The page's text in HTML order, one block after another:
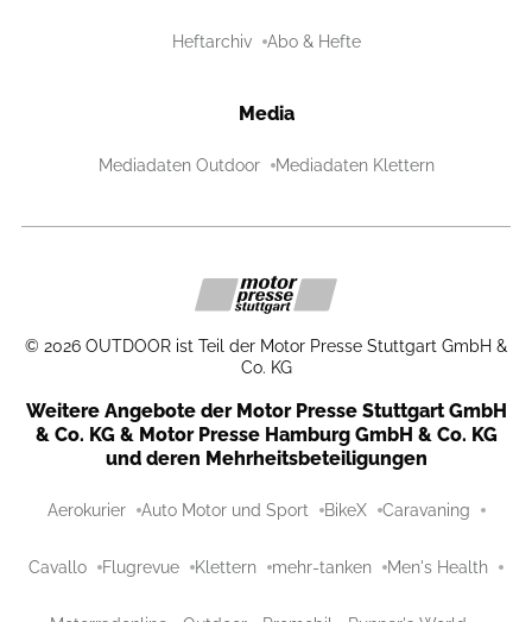
Heftarchiv Abo & Hefte
Media
Mediadaten Outdoor Mediadaten Klettern
© 2026 OUTDOOR ist Teil der Motor Presse Stuttgart GmbH &
Co. KG
Weitere Angebote der Motor Presse Stuttgart GmbH
& Co. KG & Motor Presse Hamburg GmbH & Co. KG
und deren Mehrheitsbeteiligungen
Aerokurier Auto Motor und Sport BikeX Caravaning
Cavallo Flugrevue Klettern mehr-tanken Men's Health